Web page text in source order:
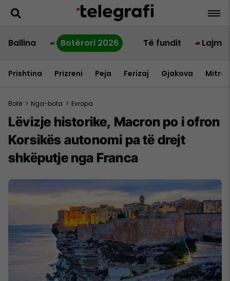
Ballina Botërori 2026 Të fundit Lajme
Prishtina Prizreni Peja Ferizaj Gjakova
Botë > Nga-bota > Evropa
Lëvizje historike, Macron po i ofron
Korsikës autonomi pa të drejt
shkëputje nga Franca